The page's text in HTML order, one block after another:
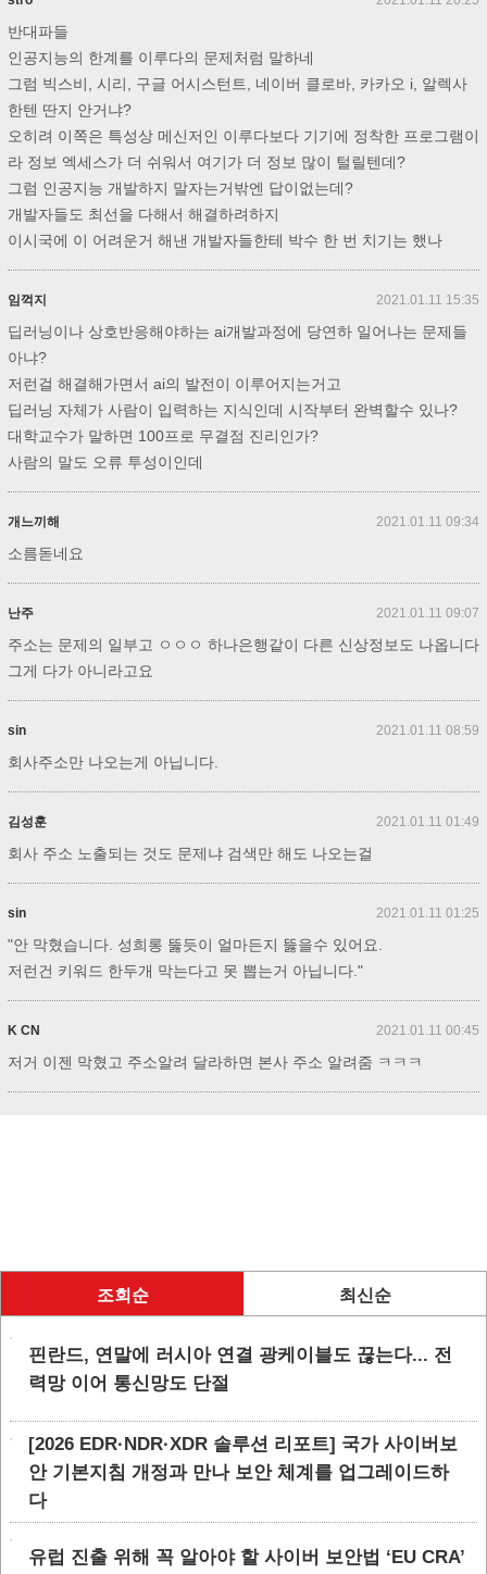
반대파들
인공지능의 한계를 이루다의 문제처럼 말하네
그럼 빅스비, 시리, 구글 어시스턴트, 네이버 클로바, 카카오 i, 알렉사
한텐 딴지 안거냐?
오히려 이쪽은 특성상 메신저인 이루다보다 기기에 정착한 프로그램이
라 정보 엑세스가 더 쉬워서 여기가 더 정보 많이 털릴텐데?
그럼 인공지능 개발하지 말자는거밖엔 답이없는데?
개발자들도 최선을 다해서 해결하려하지
이시국에 이 어려운거 해낸 개발자들한테 박수 한 번 치기는 했나
임꺽지 2021.01.11 15:35
딥러닝이나 상호반응해야하는 ai개발과정에 당연하 일어나는 문제들
아냐?
저런걸 해결해가면서 ai의 발전이 이루어지는거고
딥러닝 자체가 사람이 입력하는 지식인데 시작부터 완벽할수 있나?
대학교수가 말하면 100프로 무결점 진리인가?
사람의 말도 오류 투성이인데
개느끼해 2021.01.11 09:34
소름돋네요
난주 2021.01.11 09:07
주소는 문제의 일부고 ㅇㅇㅇ 하나은행같이 다른 신상정보도 나옵니다
그게 다가 아니라고요
sin 2021.01.11 08:59
회사주소만 나오는게 아닙니다.
김성훈 2021.01.11 01:49
회사 주소 노출되는 것도 문제냐 검색만 해도 나오는걸
sin 2021.01.11 01:25
"안 막혔습니다. 성희롱 뚫듯이 얼마든지 뚫을수 있어요.
저런건 키워드 한두개 막는다고 못 뽑는거 아닙니다."
K CN 2021.01.11 00:45
저거 이젠 막혔고 주소알려 달라하면 본사 주소 알려줌 ㅋㅋㅋ
조회순 최신순
핀란드, 연말에 러시아 연결 광케이블도 끊는다... 전
력망 이어 통신망도 단절
[2026 EDR·NDR·XDR 솔루션 리포트] 국가 사이버보
안 기본지침 개정과 만나 보안 체계를 업그레이드하
다
유럽 진출 위해 꼭 알아야 할 사이버 보안법 ‘EU CRA’